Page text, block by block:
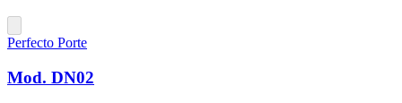
Perfecto Porte
Mod. DN02